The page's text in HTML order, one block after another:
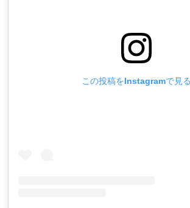
この投稿をInstagramで見る